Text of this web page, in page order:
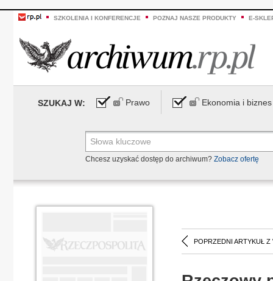
SZKOLENIA I KONFERENCJE POZNAJ NASZE PRODUKTY E-
SZUKAJ W: Prawo Ekonomia i biznes
Chcesz uzyskać dostęp do archiwum? Zobacz ofertę
POPRZEDNI ARTYKUŁ Z